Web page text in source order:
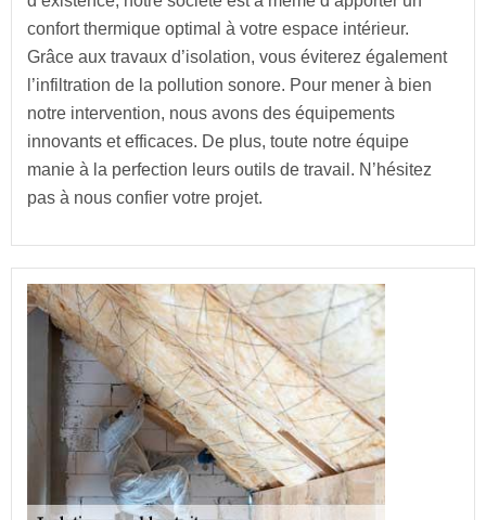
confort thermique optimal à votre espace intérieur.
Grâce aux travaux d’isolation, vous éviterez également
l’infiltration de la pollution sonore. Pour mener à bien
notre intervention, nous avons des équipements
innovants et efficaces. De plus, toute notre équipe
manie à la perfection leurs outils de travail. N’hésitez
pas à nous confier votre projet.